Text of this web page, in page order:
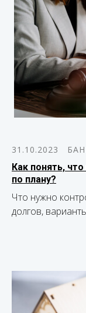
31.10.2023
Как понять,
по плану?
Что нужно
долгов,